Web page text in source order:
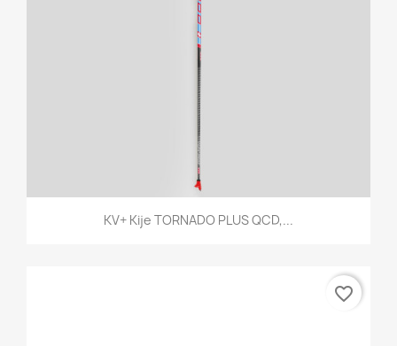
KV+ Kije TORNADO PLUS QCD,...
favorite_border